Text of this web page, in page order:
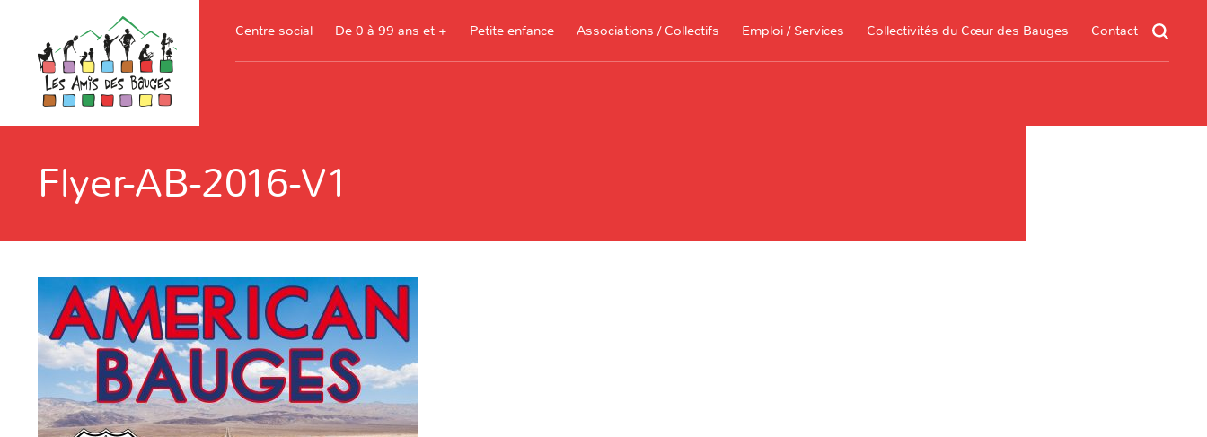
Centre social De 0 à 99 ans et + Petite enfance Associations / Collectifs Emploi / Services Collectivités du Cœur des Bauges Contact
Flyer-AB-2016-V1